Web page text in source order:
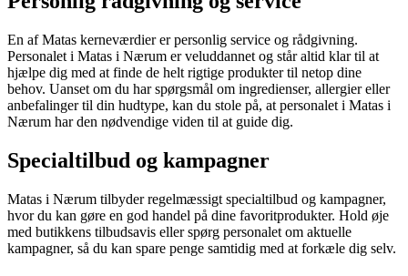
En af Matas kerneværdier er personlig service og rådgivning.
Personalet i Matas i Nærum er veluddannet og står altid klar til at
hjælpe dig med at finde de helt rigtige produkter til netop dine
behov. Uanset om du har spørgsmål om ingredienser, allergier eller
anbefalinger til din hudtype, kan du stole på, at personalet i Matas i
Nærum har den nødvendige viden til at guide dig.
Specialtilbud og kampagner
Matas i Nærum tilbyder regelmæssigt specialtilbud og kampagner,
hvor du kan gøre en god handel på dine favoritprodukter. Hold øje
med butikkens tilbudsavis eller spørg personalet om aktuelle
kampagner, så du kan spare penge samtidig med at forkæle dig selv.